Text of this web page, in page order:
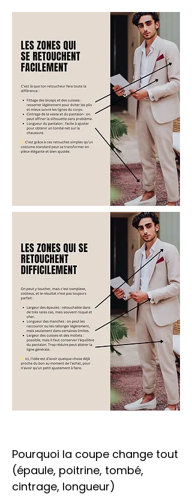
Pourquoi la coupe change tout
(épaule, poitrine, tombé,
cintrage, longueur)